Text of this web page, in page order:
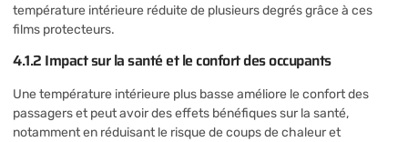
température intérieure réduite de plusieurs degrés grâce à ces
films protecteurs.
4.1.2 Impact sur la santé et le confort des occupants
Une température intérieure plus basse améliore le confort des
passagers et peut avoir des effets bénéfiques sur la santé,
notamment en réduisant le risque de coups de chaleur et